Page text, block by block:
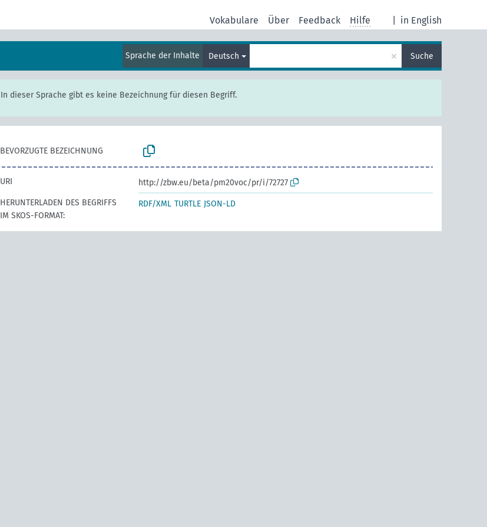
in English
Vokabulare Über Feedback Hilfe
Sprache der Inhalte Deutsch × Suche
In dieser Sprache gibt es keine Bezeichnung für diesen Begriff.
BEVORZUGTE BEZEICHNUNG
URI
http://zbw.eu/beta/pm20voc/pr/i/72727
HERUNTERLADEN DES BEGRIFFS
IM SKOS-FORMAT:
RDF/XML TURTLE JSON-LD